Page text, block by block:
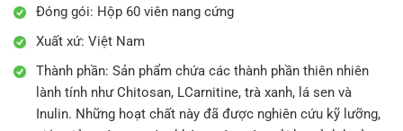
Đóng gói: Hộp 60 viên nang cứng
Xuất xứ: Việt Nam
Thành phần: Sản phẩm chứa các thành phần thiên nhiên
lành tính như Chitosan, LCarnitine, trà xanh, lá sen và
Inulin. Những hoạt chất này đã được nghiên cứu kỹ lưỡng,